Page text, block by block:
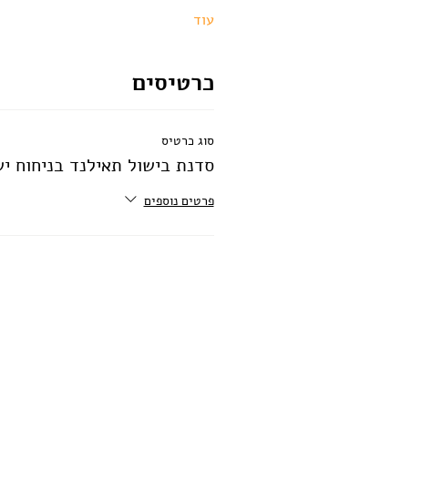
עוד
כרטיסים
סוג כרטיס
סדנת בישול תאילנד בניחוח
פרטים נוספים